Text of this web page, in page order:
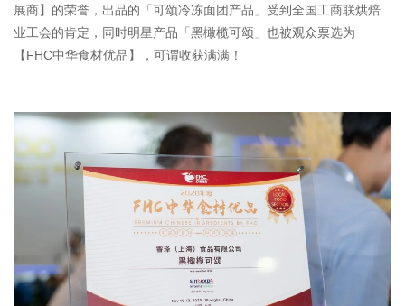
展商】的荣誉，出品的「可颂冷冻面团产品」受到全国工商联烘焙
业工会的肯定，同时明星产品「黑橄榄可颂」也被观众票选为
【FHC中华食材优品】，可谓收获满满！